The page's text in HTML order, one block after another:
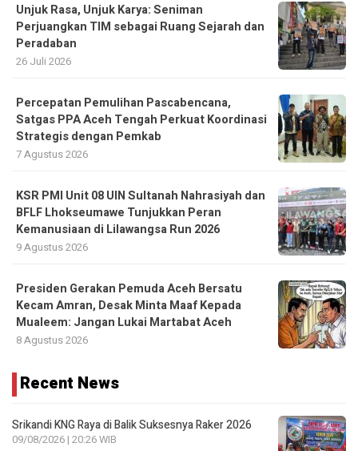
Unjuk Rasa, Unjuk Karya: Seniman
Perjuangkan TIM sebagai Ruang Sejarah dan
Peradaban
26 Juli 2026
Percepatan Pemulihan Pascabencana,
Satgas PPA Aceh Tengah Perkuat Koordinasi
Strategis dengan Pemkab
7 Agustus 2026
KSR PMI Unit 08 UIN Sultanah Nahrasiyah dan
BFLF Lhokseumawe Tunjukkan Peran
Kemanusiaan di Lilawangsa Run 2026
9 Agustus 2026
Presiden Gerakan Pemuda Aceh Bersatu
Kecam Amran, Desak Minta Maaf Kepada
Mualeem: Jangan Lukai Martabat Aceh
8 Agustus 2026
Recent News
Srikandi KNG Raya di Balik Suksesnya Raker 2026
09/08/2026 | 20:26 WIB